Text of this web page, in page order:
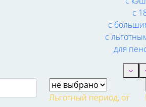
с
с
с
для
Льготный период, от